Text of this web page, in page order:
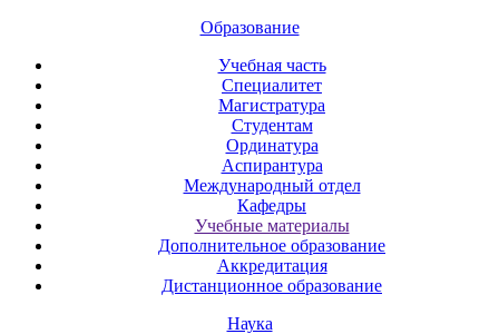
Образование
Учебная часть
Специалитет
Магистратура
Студентам
Ординатура
Аспирантура
Международный отдел
Кафедры
Учебные материалы
Дополнительное образование
Аккредитация
Дистанционное образование
Наука